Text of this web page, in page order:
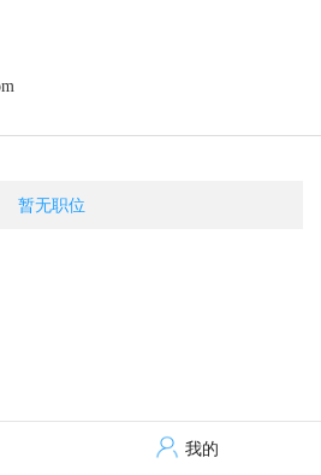
相关的 PCT 专利保护，覆
和欧盟等国。大量的实验
明，CSMI的超声成像结果
商用超声扫描仪器。在国
关注。
不断提升，超声设备应用
数据显示，
2015年全球超
暂无职位
我的